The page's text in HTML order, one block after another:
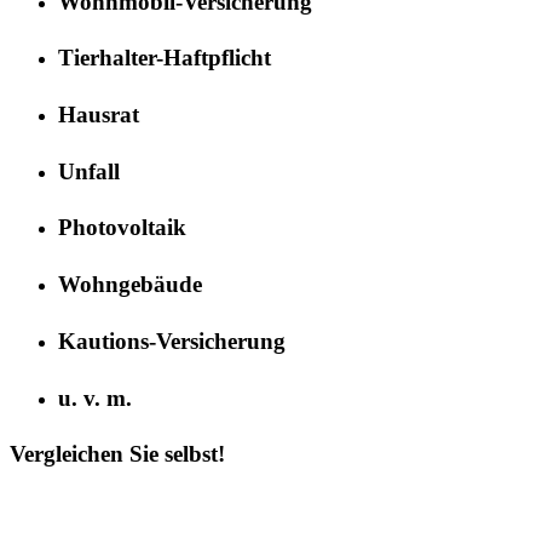
Tierhalter-Haftpflicht
Hausrat
Unfall
Photovoltaik
Wohngebäude
Kautions-Versicherung
u. v. m.
Vergleichen Sie selbst!